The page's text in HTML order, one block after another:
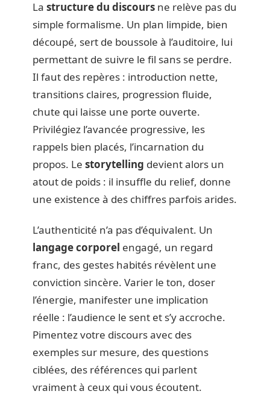
La structure du discours ne relève pas du
simple formalisme. Un plan limpide, bien
découpé, sert de boussole à l’auditoire, lui
permettant de suivre le fil sans se perdre.
Il faut des repères : introduction nette,
transitions claires, progression fluide,
chute qui laisse une porte ouverte.
Privilégiez l’avancée progressive, les
rappels bien placés, l’incarnation du
propos. Le storytelling devient alors un
atout de poids : il insuffle du relief, donne
une existence à des chiffres parfois arides.
L’authenticité n’a pas d’équivalent. Un
langage corporel engagé, un regard
franc, des gestes habités révèlent une
conviction sincère. Varier le ton, doser
l’énergie, manifester une implication
réelle : l’audience le sent et s’y accroche.
Pimentez votre discours avec des
exemples sur mesure, des questions
ciblées, des références qui parlent
vraiment à ceux qui vous écoutent.